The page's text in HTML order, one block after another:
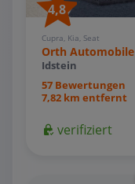
4,8
Cupra, Kia, Seat
Orth Automobile
Idstein
57 Bewertungen
7,82 km entfernt
verifiziert